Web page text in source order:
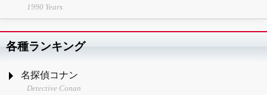
1990 Years
各種ランキング
名探偵コナン
Detective Conan